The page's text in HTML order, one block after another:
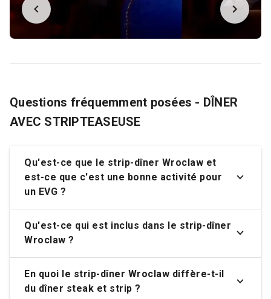
Questions fréquemment posées - DÎNER
AVEC STRIPTEASEUSE
Qu'est-ce que le strip-dîner Wroclaw et
est-ce que c'est une bonne activité pour
un EVG ?
Qu'est-ce qui est inclus dans le strip-dîner
Wroclaw ?
En quoi le strip-dîner Wroclaw diffère-t-il
du dîner steak et strip ?